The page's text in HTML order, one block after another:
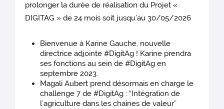
prolonger la durée de réalisation du Projet «
DIGITAG » de 24 mois soit jusqu’au 30/05/2026
Bienvenue à Karine Gauche, nouvelle
directrice adjointe #DigitAg ! Karine prendra
ses fonctions au sein de #DigitAg en
septembre 2023.
Magali Aubert prend désormais en charge le
challenge 7 de #DigitAg : “Intégration de
l’agriculture dans les chaînes de valeur”